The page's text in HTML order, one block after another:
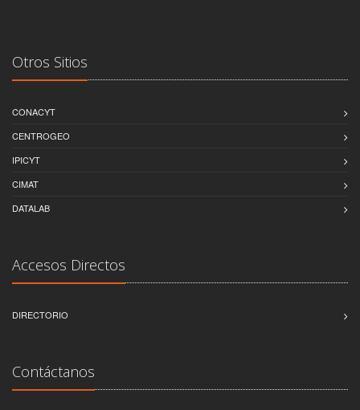
Otros Sitios
CONACYT
CENTROGEO
IPICYT
CIMAT
DATALAB
Accesos Directos
DIRECTORIO
Contáctanos